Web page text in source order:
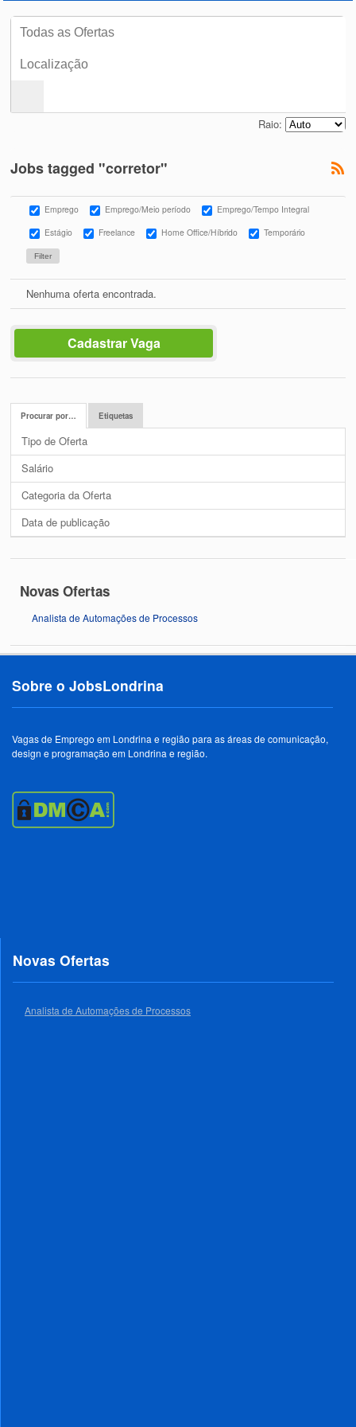
Raio:
Jobs tagged "corretor"
Emprego Emprego/Meio período
Emprego/Tempo Integral
Estágio
Freelance Home Office/Híbrido Temporário
Nenhuma oferta encontrada.
Cadastrar Vaga
Procurar por… Etiquetas
Tipo de Oferta
Salário
Categoria da Oferta
Data de publicação
Novas Ofertas
Analista de Automações de Processos
Sobre o JobsLondrina
Vagas de Emprego em Londrina e região para as áreas de comunicação,
design e programação em Londrina e região.
Novas Ofertas
Analista de Automações de Processos